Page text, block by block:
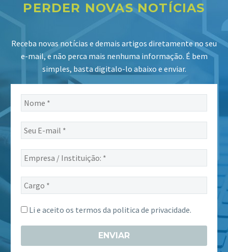
PERDER NOVAS NOTÍCIAS
Receba novas notícias e demais artigos diretamente no seu
e-mail, e não perca mais nenhuma informação. É bem
simples, basta digitalo-lo abaixo e enviar.
Nome
*
Seu
E-
mail
Empresa
/
Instituição:
Cargo
*
Li e aceito os termos da politica de privacidade.